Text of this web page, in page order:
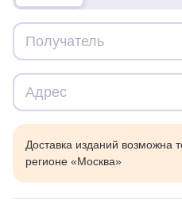
Доставка изданий возможна
регионе «Москва»